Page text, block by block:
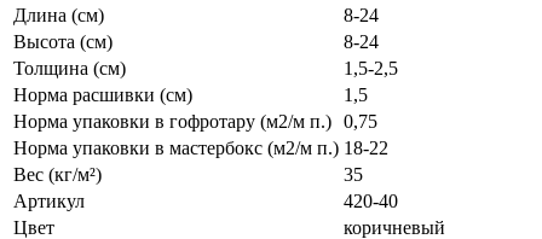
Длина (см)
8-24
Высота (см)
8-24
Толщина (см)
1,5-2,5
Норма расшивки (см)
1,5
Норма упаковки в гофротару (м2/м п.) 0,75
Норма упаковки в мастербокс (м2/м п.) 18-22
Вес (кг/м²)
35
Артикул
420-40
Цвет
коричневый